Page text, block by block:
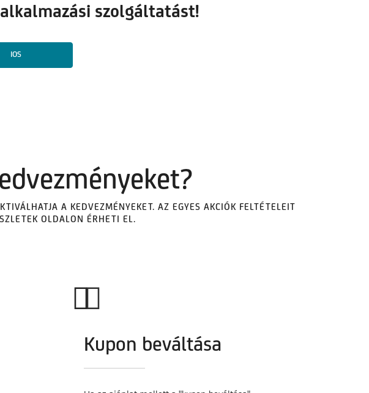
szolgáltatást!
IOS
A KEDVEZMÉNYEKET. AZ EGYES AKCIÓK FELTÉTELEIT
OLDALON ÉRHETI EL.​
Kupon beváltása